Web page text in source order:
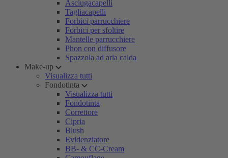
Asciugacapelli
Tagliacapelli
Forbici parrucchiere
Forbici per sfoltire
Mantelle parrucchiere
Phon con diffusore
Spazzola ad aria calda
Make-up
Visualizza tutti
Fondotinta
Visualizza tutti
Fondotinta
Correttore
Cipria
Blush
Evidenziatore
BB- & CC-Cream